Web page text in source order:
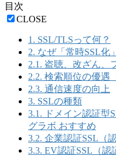
目次
CLOSE
1. SSL/TLSって何？
2. なぜ「常時SSL化
2.1. 盗聴、改ざん、
2.2. 検索順位の優遇
2.3. 通信速度の向上
3. SSLの種類
3.1. ドメイン認証型
グラボ おすすめ
3.2. 企業認証SSL（
3.3. EV認証SSL（認